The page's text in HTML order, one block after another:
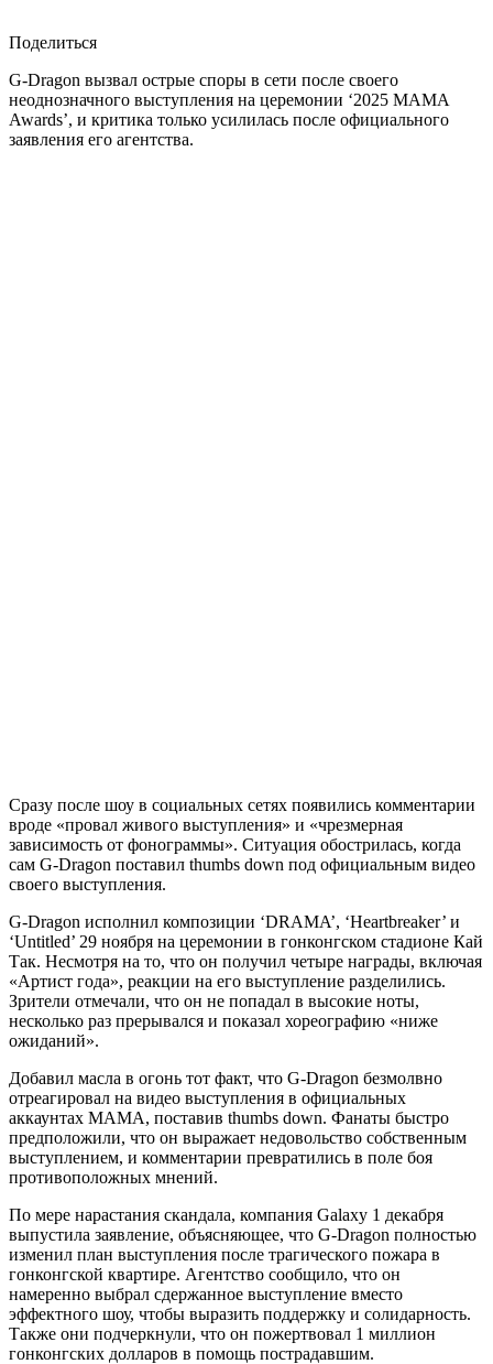
Поделиться
G-Dragon вызвал острые споры в сети после своего
неоднозначного выступления на церемонии ‘2025 MAMA
Awards’, и критика только усилилась после официального
заявления его агентства.
Сразу после шоу в социальных сетях появились комментарии
вроде «провал живого выступления» и «чрезмерная
зависимость от фонограммы». Ситуация обострилась, когда
сам G-Dragon поставил thumbs down под официальным видео
своего выступления.
G-Dragon исполнил композиции ‘DRAMA’, ‘Heartbreaker’ и
‘Untitled’ 29 ноября на церемонии в гонконгском стадионе Кай
Так. Несмотря на то, что он получил четыре награды, включая
«Артист года», реакции на его выступление разделились.
Зрители отмечали, что он не попадал в высокие ноты,
несколько раз прерывался и показал хореографию «ниже
ожиданий».
Добавил масла в огонь тот факт, что G-Dragon безмолвно
отреагировал на видео выступления в официальных
аккаунтах MAMA, поставив thumbs down. Фанаты быстро
предположили, что он выражает недовольство собственным
выступлением, и комментарии превратились в поле боя
противоположных мнений.
По мере нарастания скандала, компания Galaxy 1 декабря
выпустила заявление, объясняющее, что G-Dragon полностью
изменил план выступления после трагического пожара в
гонконгской квартире. Агентство сообщило, что он
намеренно выбрал сдержанное выступление вместо
эффектного шоу, чтобы выразить поддержку и солидарность.
Также они подчеркнули, что он пожертвовал 1 миллион
гонконгских долларов в помощь пострадавшим.